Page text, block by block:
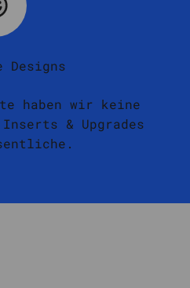
Designs
haben wir keine
& Upgrades